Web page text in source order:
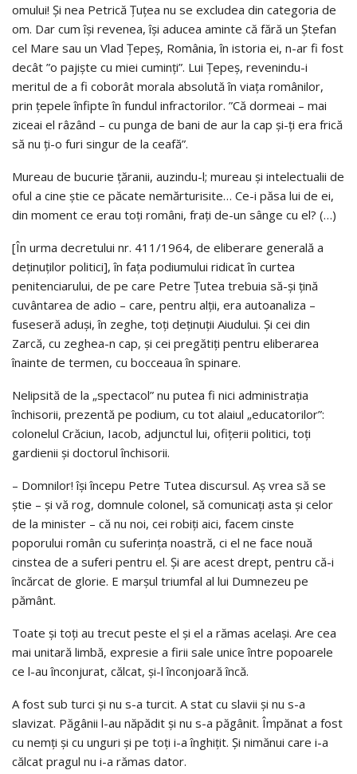
omului! Și nea Petrică Țuțea nu se excludea din categoria de
om. Dar cum își revenea, își aducea aminte că fără un Ștefan
cel Mare sau un Vlad Țepeș, România, în istoria ei, n-ar fi fost
decât ”o pajiște cu miei cuminți”. Lui Țepeș, revenindu-i
meritul de a fi coborât morala absolută în viața românilor,
prin țepele înfipte în fundul infractorilor. ”Că dormeai – mai
ziceai el râzând – cu punga de bani de aur la cap și-ți era frică
să nu ți-o furi singur de la ceafă”.
Mureau de bucurie țăranii, auzindu-l; mureau și intelectualii de
oful a cine știe ce păcate nemărturisite… Ce-i păsa lui de ei,
din moment ce erau toți români, frați de-un sânge cu el? (…)
[În urma decretului nr. 411/1964, de eliberare generală a
deținuților politici], în faţa podiumului ridicat în curtea
penitenciarului, de pe care Petre Țutea trebuia să-şi ţină
cuvântarea de adio – care, pentru alţii, era autoanaliza –
fuseseră aduşi, în zeghe, toţi deţinuţii Aiudului. Şi cei din
Zarcă, cu zeghea-n cap, şi cei pregătiţi pentru eliberarea
înainte de termen, cu bocceaua în spinare.
Nelipsită de la „spectacol” nu putea fi nici administraţia
închisorii, prezentă pe podium, cu tot alaiul „educatorilor”:
colonelul Crăciun, Iacob, adjunctul lui, ofiţerii politici, toţi
gardienii şi doctorul închisorii.
– Domnilor! îşi începu Petre Tutea discursul. Aş vrea să se
ştie – şi vă rog, domnule colonel, să comunicaţi asta şi celor
de la minister – că nu noi, cei robiţi aici, facem cinste
poporului român cu suferinţa noastră, ci el ne face nouă
cinstea de a suferi pentru el. Şi are acest drept, pentru că-i
încărcat de glorie. E marşul triumfal al lui Dumnezeu pe
pământ.
Toate şi toţi au trecut peste el şi el a rămas acelaşi. Are cea
mai unitară limbă, expresie a firii sale unice între popoarele
ce l-au înconjurat, călcat, şi-l înconjoară încă.
A fost sub turci şi nu s-a turcit. A stat cu slavii şi nu s-a
slavizat. Păgânii l-au năpădit şi nu s-a păgânit. Împănat a fost
cu nemţi şi cu unguri şi pe toţi i-a înghiţit. Şi nimănui care i-a
călcat pragul nu i-a rămas dator.